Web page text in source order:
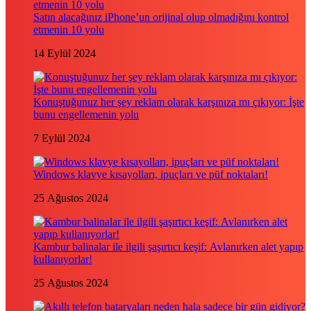
Satın alacağınız iPhone’un orijinal olup olmadığını kontrol
etmenin 10 yolu
14 Eylül 2024
Konuştuğunuz her şey reklam olarak karşınıza mı çıkıyor: İşte
bunu engellemenin yolu
7 Eylül 2024
Windows klavye kısayolları, ipuçları ve püf noktaları!
25 Ağustos 2024
Kambur balinalar ile ilgili şaşırtıcı keşif: Avlanırken alet yapıp
kullanıyorlar!
25 Ağustos 2024